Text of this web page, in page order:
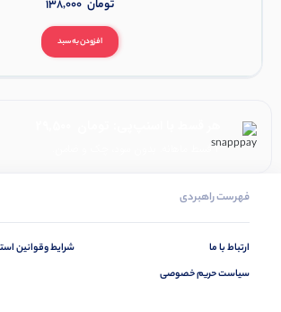
افزودن به سبد
138,000 تومان
۴ قسط ماهانه. بدون سود، چک و ضامن.
فهرست راهبردی
ارتباط با ما
سیاست حریم خصوصی
شرایط وقوانین